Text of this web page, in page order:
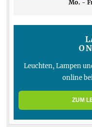
Mo. -
Leuchten, Lampen
online
ZUM